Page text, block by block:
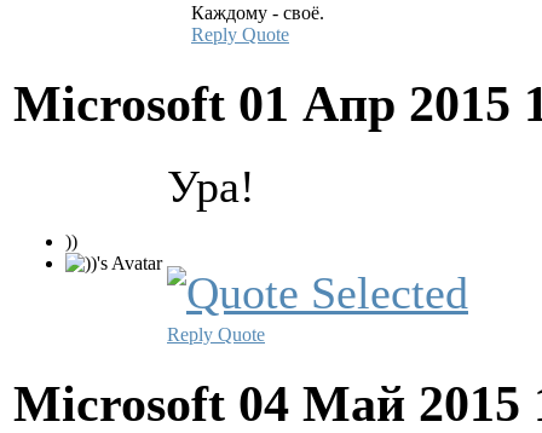
Каждому - своё.
Reply Quote
Microsoft 01 Апр 2015
))
Ура!
Reply Quote
Microsoft 04 Май 2015